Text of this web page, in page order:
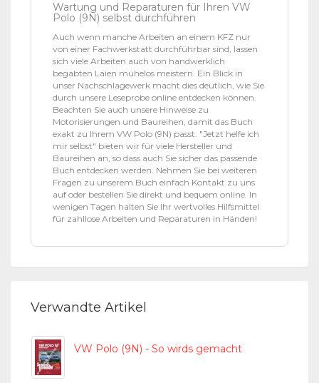
Wartung und Reparaturen für Ihren VW
Polo (9N) selbst durchführen
Auch wenn manche Arbeiten an einem KFZ nur
von einer Fachwerkstatt durchführbar sind, lassen
sich viele Arbeiten auch von handwerklich
begabten Laien mühelos meistern. Ein Blick in
unser Nachschlagewerk macht dies deutlich, wie Sie
durch unsere Leseprobe online entdecken können.
Beachten Sie auch unsere Hinweise zu
Motorisierungen und Baureihen, damit das Buch
exakt zu Ihrem VW Polo (9N) passt. "Jetzt helfe ich
mir selbst" bieten wir für viele Hersteller und
Baureihen an, so dass auch Sie sicher das passende
Buch entdecken werden. Nehmen Sie bei weiteren
Fragen zu unserem Buch einfach Kontakt zu uns
auf oder bestellen Sie direkt und bequem online. In
wenigen Tagen halten Sie Ihr wertvolles Hilfsmittel
für zahllose Arbeiten und Reparaturen in Händen!
Verwandte Artikel
VW Polo (9N) - So wirds gemacht